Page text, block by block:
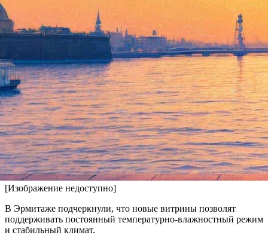
Одни из ключевых экспонатов коллекции Эрмитажа —
шедевры Леонардо на Винчи «Мадонна Бенуа» и «Мадонна
Литта» – переехали в новые витрины и на новое место в
экспозиции. Видеозаписью того, как это происходило, музей
поделился в своих социальных сетях.
О том, что переезд состоится, «Фонтанка»писала еще в
ноябре. Тогда хранитель произведений Татьяна Кустодиева
рассказала, что изменения связаны с возросшим потоком
посетителей и их упавшей культурой. При этом Кустодиева
призналась, что все время ее работы в музее — а это более
полувека — картины не меняли своего места.
[Изображение недоступно]
В Эрмитаже подчеркнули, что новые витрины позволят
поддерживать постоянный температурно-влажностный режим
и стабильный климат.